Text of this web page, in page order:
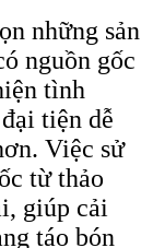
những sản
nguồn gốc
tình
tiện dễ
Việc sử
từ thảo
giúp cải
táo bón